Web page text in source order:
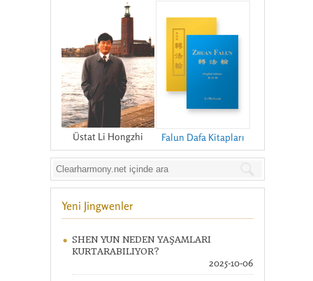
Üstat Li Hongzhi Falun Dafa Kitapları
Yeni Jingwenler
SHEN YUN NEDEN YAŞAMLARI
KURTARABILIYOR?
2025-10-06